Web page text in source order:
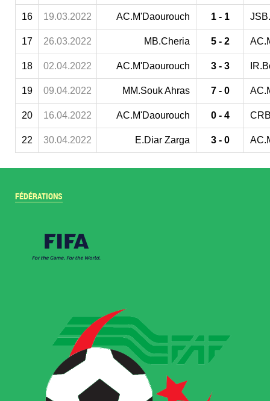
16 19.03.2022 AC.M'Daourouch 1 - 1
17 26.03.2022 MB.Cheria 5 - 2
18 02.04.2022 AC.M'Daourouch 3 - 3
19 09.04.2022 MM.Souk Ahras 7 - 0
20 16.04.2022 AC.M'Daourouch 0 - 4
22 30.04.2022 E.Diar Zarga 3 - 0
FÉDÉRATIONS